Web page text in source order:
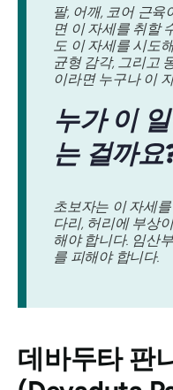
팔, 어깨, 코어 근
면 이 자세를 취할
도 이 자세를 시도
균형 감각, 그리고
이라면 누구나 이
누가 이
는 걸까요
초보자는 이 자세
다리, 허리에 부상
해야 합니다. 임산
를 피해야 합니다.
데바두타 판